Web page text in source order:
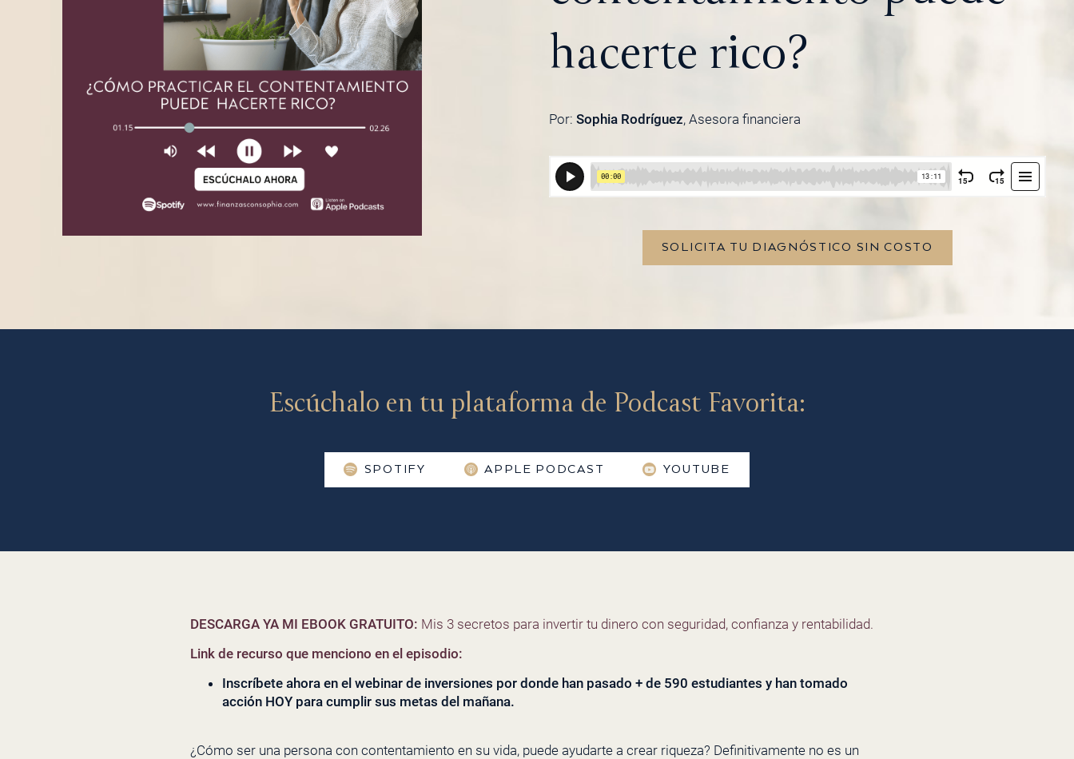
hacerte rico?
Por: Sophia Rodríguez, Asesora financiera
SOLICITA TU DIAGNÓSTICO SIN COSTO
Escúchalo en tu plataforma de Podcast Favorita:
SPOTIFY APPLE PODCAST YOUTUBE
DESCARGA YA MI EBOOK GRATUITO: Mis 3 secretos para invertir tu dinero con seguridad, confianza y rentabilidad.
Link de recurso que menciono en el episodio:
Inscríbete ahora en el webinar de inversiones por donde han pasado + de 590 estudiantes y han tomado
acción HOY para cumplir sus metas del mañana.
¿Cómo ser una persona con contentamiento en su vida, puede ayudarte a crear riqueza? Definitivamente no es un